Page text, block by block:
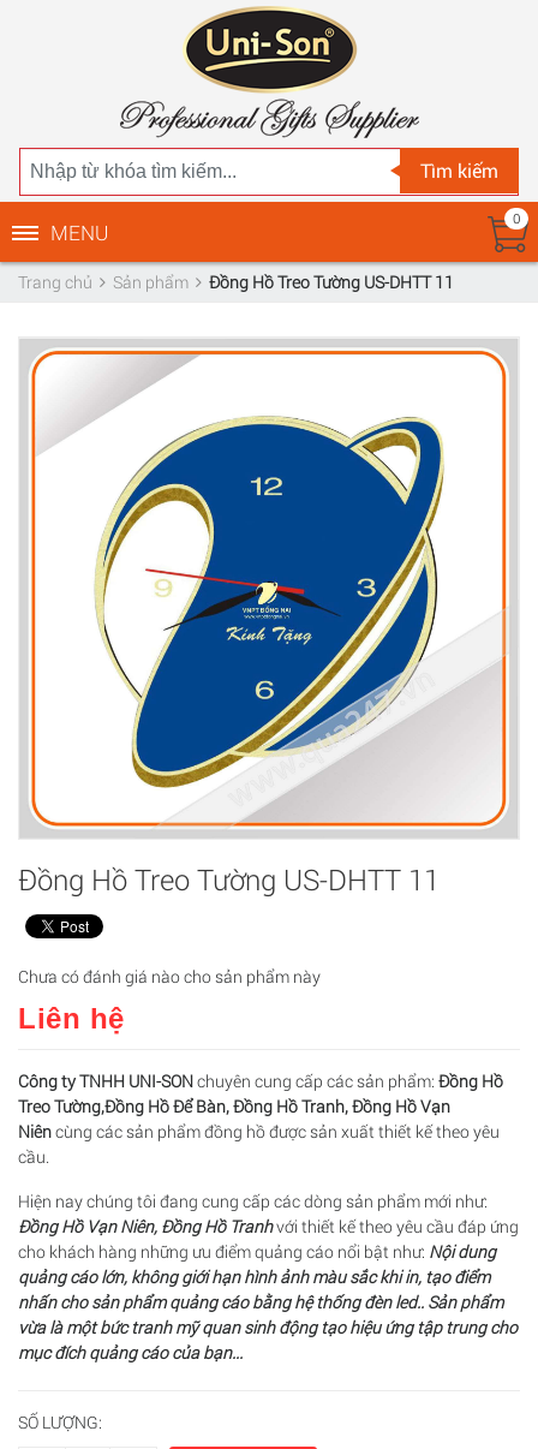
Tìm kiếm
0
MENU
Trang chủ Sản phẩm Đồng Hồ Treo Tường US-DHTT 11
Đồng Hồ Treo Tường US-DHTT 11
Chưa có đánh giá nào cho sản phẩm này
Liên hệ
Công ty TNHH UNI-SONchuyên cung cấp các sản phẩm: Đồng Hồ
Treo Tường,Đồng Hồ Để Bàn, Đồng Hồ Tranh, Đồng Hồ Vạn
Niêncùng các sản phẩm đồng hồ được sản xuất thiết kế theo yêu
cầu.
Hiện nay chúng tôi đang cung cấp các dòng sản phẩm mới như:
Đồng Hồ Vạn Niên, Đồng Hồ Tranhvới thiết kế theo yêu cầu đáp ứng
cho khách hàng những ưu điểm quảng cáo nổi bật như: Nội dung
quảng cáo lớn, không giới hạn hình ảnh màu sắc khi in, tạo điểm
nhấn cho sản phẩm quảng cáo bằng hệ thống đèn led.. Sản phẩm
vừa là một bức tranh mỹ quan sinh động tạo hiệu ứng tập trung cho
mục đích quảng cáo của bạn...
SỐ LƯỢNG: